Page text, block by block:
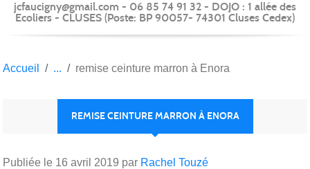
-
jcfaucigny@gmail.com - 06 85 74 91 32 - DOJO : 1 allée des
Ecoliers - CLUSES (Poste: BP 90057- 74301 Cluses Cedex)
Accueil remise ceinture marron à Enora
REMISE CEINTURE MARRON À ENORA
Publiée le 16 avril 2019 par Rachel Touzé